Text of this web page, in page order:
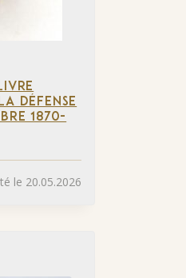
DÉFENSE
1870-
le 20.05.2026